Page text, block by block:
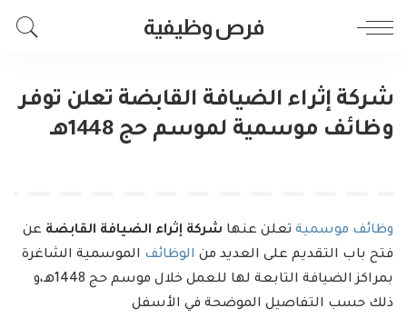
فرص وظيفية
شركة إثراء الضيافة القابضة تعلن توفر
وظائف موسمية لموسم حج 1448هـ
وظائف موسمية تعلن عنها شركة إثراء الضيافة القابضة عن
فتح باب التقديم على العديد من الوظائف الموسمية الشاغرة
بمراكز الضيافة التابعة لها للعمل خلال موسم حج 1448هـ،و
ذلك حسب التفاصيل الموضحة في الأسفل